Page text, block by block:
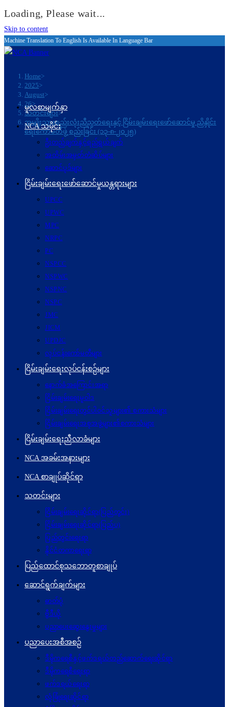
Loading, Please wait...
Skip to content
Machine Translation To English Is Available In Language Bar
Home>
2025>
August>
26>
သတင်းများ>
အမျိုးသားစည်းလုံးညီညွတ်ရေးနှင့် ငြိမ်းချမ်းရေးဖော်ဆောင်မှု ညှိနှိုင်း
ရေးကော်မတီဖွဲ့ စည်းခြင်း (၁၃-၈-၂၀၂၅)
မူလစာမျက်နှာ
NCA သမိုင်း
ဦးတည်ချက်နှင့်ရည်ရွယ်ချက်
အထိမ်းအမှတ်တံဆိပ်များ
ဆောင်ပုဒ်များ
ငြိမ်းချမ်းရေးဖော်‌ဆောင်မှုယန္တရားများ
UPCC
UPWC
MPC
NRPC
PC
NSPCC
NSPWC
NSPNC
NSPC
JMC
JICM
UPDJC
လုပ်ငန်းကော်မတီများ
ငြိမ်းချမ်းရေးလုပ်ငန်းစဉ်များ
နောက်ခံအကြောင်းအရာ
ငြိမ်းချမ်းရေးမူဝါဒ
ငြိမ်းချမ်းရေးတွင်ပါဝင်သူများ၏ စကားသံများ
ငြိမ်းချမ်းရေးအစုအဖွဲ့များ၏စကားသံများ
ငြိမ်းချမ်းရေးညီလာခံများ
NCA အခမ်းအနားများ
NCA စာချုပ်ဆိုင်ရာ
သတင်းများ
ငြိမ်းချမ်းရေးဆိုင်ရာ(ပြည်တွင်း)
ငြိမ်းချမ်းရေးဆိုင်ရာ(ပြည်ပ)
ပြည်တွင်းရေးရာ
နိုင်ငံတကာရေးရာ
ပြည်ထောင်စုသဘောတူစာချုပ်
ဆောင်ရွက်ချက်များ
ဓာတ်ပုံ
ဗွီဒီယို
ပညာပေးဆွေးနွေးမှုများ
ပညာပေးအစီအစဉ်
ဒီမိုကရေစီနှင့်ဖက်ဒရယ်တည်ဆောက်ရေးဆိုင်ရာ
ဒီမိုကရေစီရေးရာ
ဖက်ဒရယ်ရေးရာ
လုံခြုံရေးဆိုင်ရာ